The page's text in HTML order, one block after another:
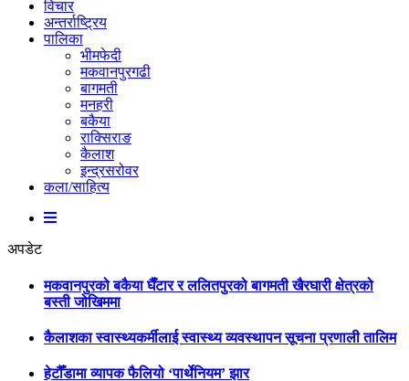
विचार
अन्तर्राष्ट्रिय
पालिका
भीमफेदी
मकवानपुरगढी
बागमती
मनहरी
बकैया
राक्सिराङ
कैलाश
इन्द्रसरोवर
कला/साहित्य
अपडेट
मकवानपुरको बकैया घैँटार र ललितपुरको बागमती खैरघारी क्षेत्रको
बस्ती जोखिममा
कैलाशका स्वास्थ्यकर्मीलाई स्वास्थ्य व्यवस्थापन सूचना प्रणाली तालिम
हेटौँडामा व्यापक फैलियो ‘पार्थेनियम’ झार